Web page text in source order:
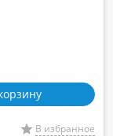
В избранное